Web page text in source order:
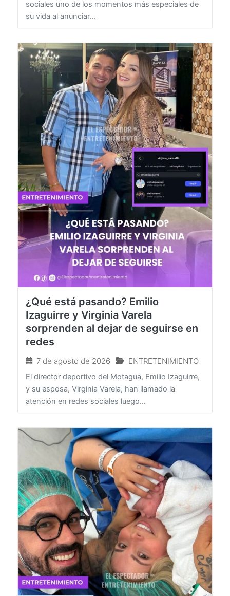
La influencer Debb Trainer compartió en sus redes
sociales uno de los momentos más especiales de
su vida al anunciar...
¿Qué está pasando? Emilio
Izaguirre y Virginia Varela
sorprenden al dejar de seguirse en
7 de agosto de 2026 ENTRETENIMIENTO
El director deportivo del Motagua, Emilio Izaguirre,
y su esposa, Virginia Varela, han llamado la
atención en redes sociales luego...